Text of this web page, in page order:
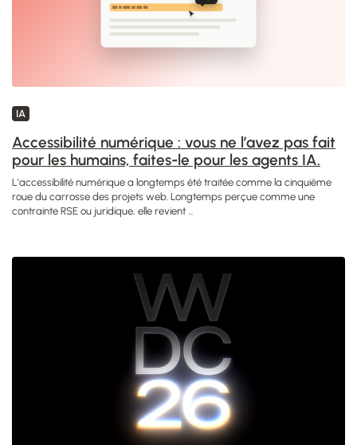
IA
Accessibilité numérique : vous ne l’avez pas fait
pour les humains, faites-le pour les agents IA.
L'accessibilité numérique a longtemps été traitée comme la cinquième
roue du carrosse des projets web. Longtemps perçue comme une
contrainte RSE ou juridique, elle revient ...